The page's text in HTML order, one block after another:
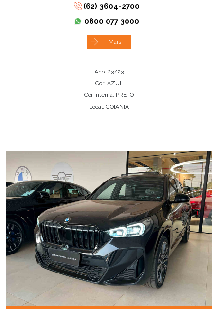
(62) 3604-2700
0800 077 3000
Mais
Ano: 23/23
Cor: AZUL
Cor interna: PRETO
Local: GOIANIA